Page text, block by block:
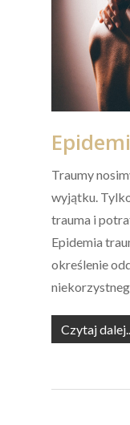
Traumy
wyjątku.
trauma i
Epidemia
określenie
Czytaj dalej...